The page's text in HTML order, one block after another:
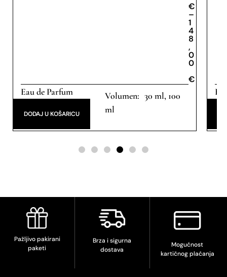
€
–
1
4
8
,
0
0
€
Eau de Parfum
30 ml, 100
ml
DODAJ U KOŠARICU
Pažljivo pakirani
paketi
Brza i sigurna
dostava
Mogućnost
kartičnog plaćanja